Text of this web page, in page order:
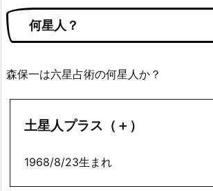
何星人？
森保一は六星占術の何星人か？
土星人プラス（＋）
1968/8/23生まれ